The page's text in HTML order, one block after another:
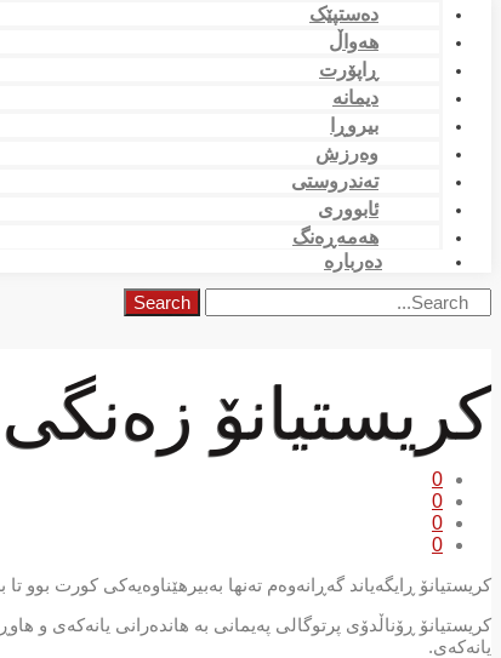
دەستپێک
هەواڵ
ڕاپۆرت
دیمانە
بیروڕا
وەرزش
تەندروستی
ئابووری
هەمەڕەنگ
دەربارە
Search
کریستیانۆ
0
0
0
0
کریستیانۆ ڕایگەیاند گەڕانەوەم تەنها بەبیرهێناوەیەکی کورت بوو
کریستیانۆ ڕۆناڵدۆی پرتوگالی پەیمانی بە هاندەرانی یانەکەی و
یانەکەی.